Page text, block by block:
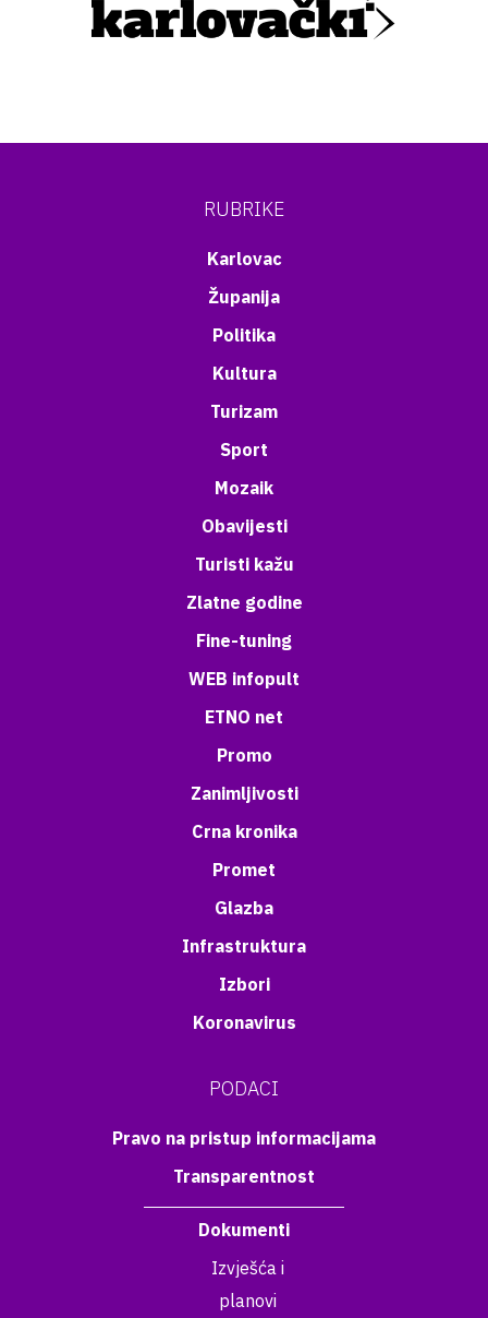
RUBRIKE
Karlovac
Županija
Politika
Kultura
Turizam
Sport
Mozaik
Obavijesti
Turisti kažu
Zlatne godine
Fine-tuning
WEB infopult
ETNO net
Promo
Zanimljivosti
Crna kronika
Promet
Glazba
Infrastruktura
Izbori
Koronavirus
PODACI
Pravo na pristup informacijama
Transparentnost
Dokumenti
Izvješća i
planovi